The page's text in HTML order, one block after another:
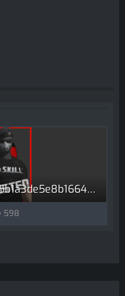
1444-e92220bd894585b1a3de5e8b1664e44a8b5e4033.gif
598